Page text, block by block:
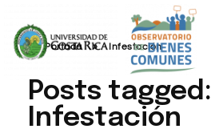
Portada » Infestación
Posts tagged:
Infestación